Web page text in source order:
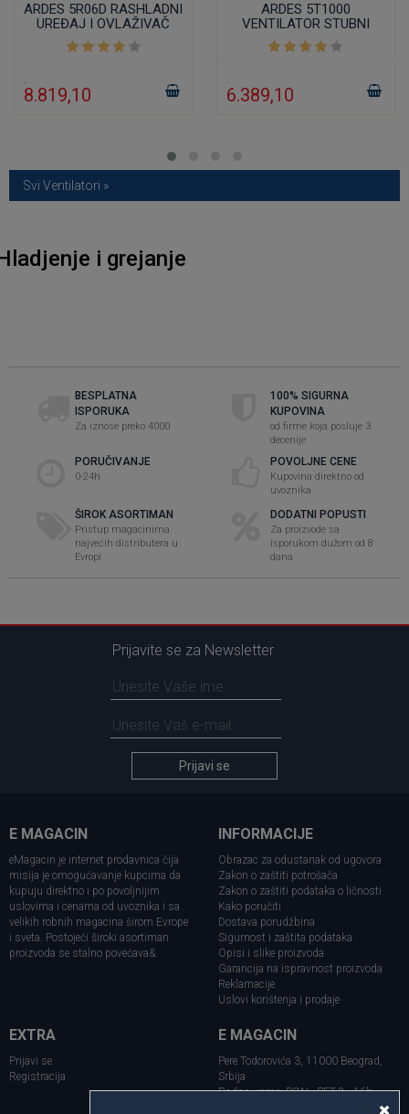
ARDES 5R06D RASHLADNI
UREĐAJ I OVLAŽIVAČ
VAZDUHA
8.819,10
ARDES 5T1000
VENTILATOR STUBNI
DIGITALNI SA
DALJINSKIM 100CM
6.389,10
Svi Ventilatori »
i grejanje
BESPLATNA
ISPORUKA
Za iznose preko 4000
100% SIGURNA
KUPOVINA
od firme koja posluje 3
decenije
PORUČIVANJE
0-24h
POVOLJNE CENE
Kupovina direktno od
uvoznika
ŠIROK ASORTIMAN
Pristup magacinima
najvećih distributera u
Evropi
DODATNI POPUSTI
Za proizvode sa
isporukom dužom od 8
dana
Prijavite se za Newsletter
Prijavi se
E MAGACIN
eMagacin je internet prodavnica čija
misija je omogućavanje kupcima da
kupuju direktno i po povoljnijim
uslovima i cenama od uvoznika i sa
velikih robnih magacina širom Evrope
i sveta. Postojeći široki asortiman
proizvoda se stalno povećava&.
INFORMACIJE
Obrazac za odustanak od ugovora
Zakon o zaštiti potrošača
Zakon o zaštiti podataka o ličnosti
Kako poručiti
Dostava porudžbina
Sigurnost i zaštita podataka
Opisi i slike proizvoda
Garancija na ispravnost proizvoda
Reklamacije
Uslovi korištenja i prodaje
EXTRA
Prijavi se
Registracija
E MAGACIN
Pere Todorovića 3, 11000 Beograd,
Srbija
Radno vreme: PON - PET 8 - 16h